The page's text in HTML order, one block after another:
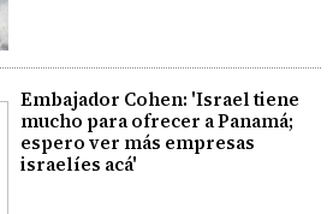
Embajador Cohen: 'Israel tiene
mucho para ofrecer a Panamá;
espero ver más empresas
israelíes acá'